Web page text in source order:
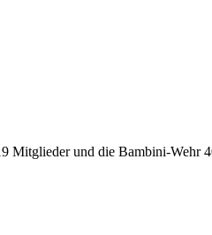
Mitglieder und die Bambini-Wehr